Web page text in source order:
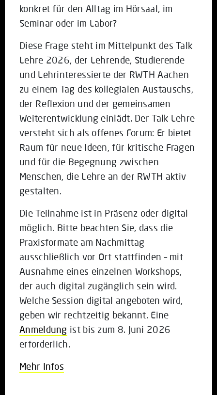
konkret für den Alltag im Hörsaal, im
Seminar oder im Labor?
Diese Frage steht im Mittelpunkt des Talk
Lehre 2026, der Lehrende, Studierende
und Lehrinteressierte der RWTH Aachen
zu einem Tag des kollegialen Austauschs,
der Reflexion und der gemeinsamen
Weiterentwicklung einlädt. Der Talk Lehre
versteht sich als offenes Forum: Er bietet
Raum für neue Ideen, für kritische Fragen
und für die Begegnung zwischen
Menschen, die Lehre an der RWTH aktiv
gestalten.
Die Teilnahme ist in Präsenz oder digital
möglich. Bitte beachten Sie, dass die
Praxisformate am Nachmittag
ausschließlich vor Ort stattfinden – mit
Ausnahme eines einzelnen Workshops,
der auch digital zugänglich sein wird.
Welche Session digital angeboten wird,
geben wir rechtzeitig bekannt. Eine
Anmeldung ist bis zum 8. Juni 2026
erforderlich.
Mehr Infos